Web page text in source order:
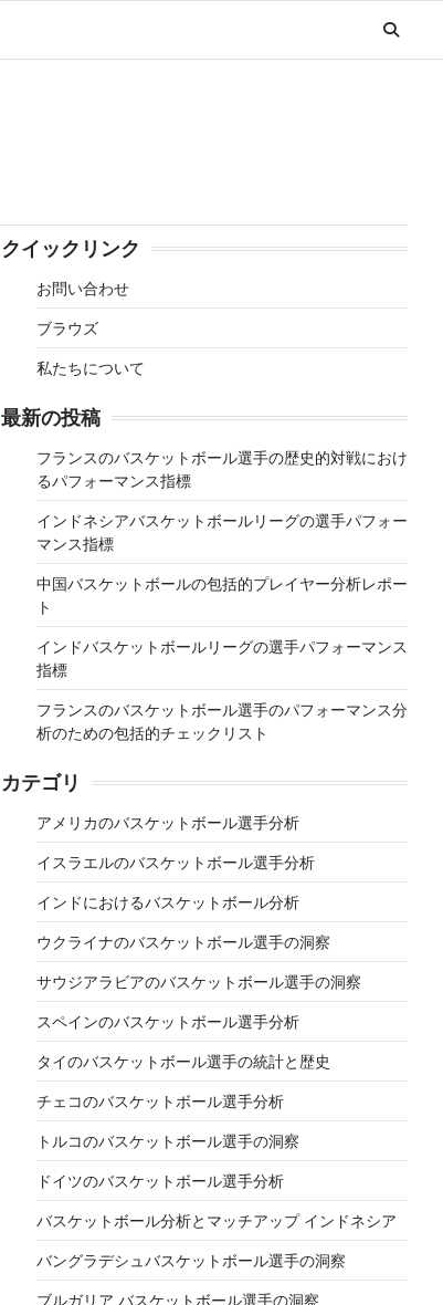
クイックリンク
お問い合わせ
ブラウズ
私たちについて
最新の投稿
フランスのバスケットボール選手の歴史的対戦におけ
るパフォーマンス指標
インドネシアバスケットボールリーグの選手パフォー
マンス指標
中国バスケットボールの包括的プレイヤー分析レポー
ト
インドバスケットボールリーグの選手パフォーマンス
指標
フランスのバスケットボール選手のパフォーマンス分
析のための包括的チェックリスト
カテゴリ
アメリカのバスケットボール選手分析
イスラエルのバスケットボール選手分析
インドにおけるバスケットボール分析
ウクライナのバスケットボール選手の洞察
サウジアラビアのバスケットボール選手の洞察
スペインのバスケットボール選手分析
タイのバスケットボール選手の統計と歴史
チェコのバスケットボール選手分析
トルコのバスケットボール選手の洞察
ドイツのバスケットボール選手分析
バスケットボール分析とマッチアップ インドネシア
バングラデシュバスケットボール選手の洞察
ブルガリア バスケットボール選手の洞察